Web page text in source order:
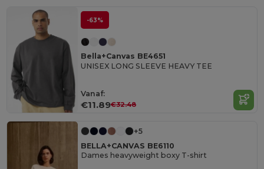
-63%
Bella+Canvas BE4651
UNISEX LONG SLEEVE HEAVY TEE
Vanaf:
€11.89€32.48
+5
BELLA+CANVAS BE6110
Dames heavyweight boxy T-shirt